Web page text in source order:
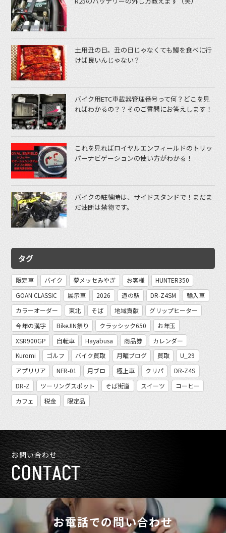
土用丑の日。丑の日じゃなくても鰻を食べに行
けば良いんじゃない？
バイク用ETC車載器管理番号って何？どこを見
ればわかるの？？そのご質問にお答えします！
これを見ればロイヤルエンフィールドのトリッ
パーナビゲーションの使い方がわかる！
バイクの駐輪時は、サイドスタンドで！まだま
だ油断は禁物です。
タグ
限定車 バイク 夢メッセみやぎ お客様
HUNTER350
GOAN CLASSIC
展示車 2026 道の駅 DR-Z4SM
輸入車
カラーオーダー
東北 そば 地域貢献
グリップヒーター
今年の漢字
BikeJIN祭り クラッシック650
お年玉
XSR900GP
自転車 Hayabusa 商品券
カレンダー
Kuromi
ゴルフ バイク買取 月曜ブログ 買取
U_29
アプリリア
NFR-01 月ブロ 極上車 クリパ
DR-Z4S
DR-Z
ツーリングスポット そば街道 スイーツ
コーヒー
カフェ
税金 限定品
お問い合わせ
CONTACT
お電話での問い合わせ